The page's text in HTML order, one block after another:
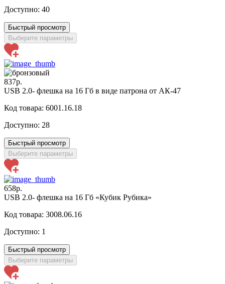
Доступно: 40
Быстрый просмотр
Выберите параметры
837р.
USB 2.0- флешка на 16 Гб в виде патрона от АК-47
Код товара: 6001.16.18
Доступно: 28
Быстрый просмотр
Выберите параметры
658р.
USB 2.0- флешка на 16 Гб «Кубик Рубика»
Код товара: 3008.06.16
Доступно: 1
Быстрый просмотр
Выберите параметры